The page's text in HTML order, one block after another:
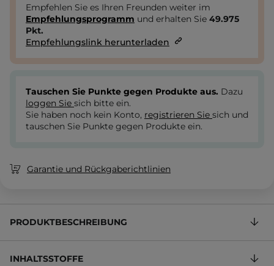
Empfehlen Sie es Ihren Freunden weiter im
Empfehlungsprogramm und erhalten Sie 49.975
Pkt.
Empfehlungslink herunterladen
Tauschen Sie Punkte gegen Produkte aus. Dazu
loggen Sie sich bitte ein.
Sie haben noch kein Konto, registrieren Sie sich und
tauschen Sie Punkte gegen Produkte ein.
Garantie und Rückgaberichtlinien
PRODUKTBESCHREIBUNG
INHALTSSTOFFE